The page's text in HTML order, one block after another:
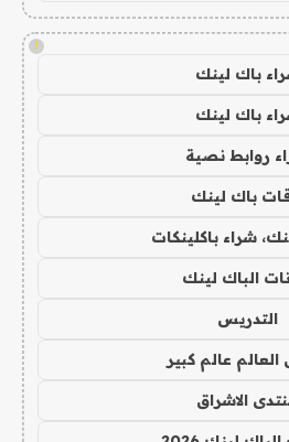
!
باك لينك
باك لينك
روابط نصية
باك لينك
شراء باكلينكات
الباك لينك
التدريس
العالم عالم كبير
الاشراق